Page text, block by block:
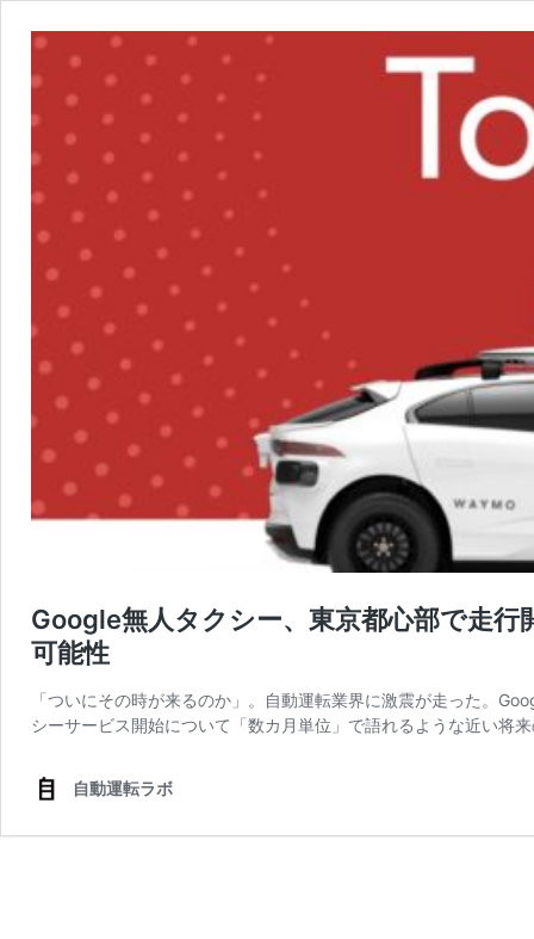
Google無人タクシー、東京都心部で走行
可能性
「ついにその時が来るのか」。自動運転業界に激震が走った。
シーサービス開始について「数カ月単位」で語れるような近い将
自動運転ラボ